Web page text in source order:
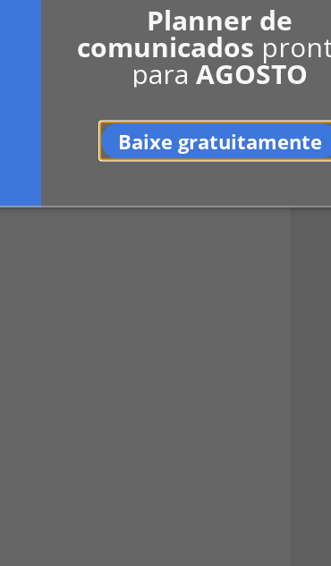
Planner de
comunicados
paraAGOSTO
Baixe gratuitamente
Ver mais